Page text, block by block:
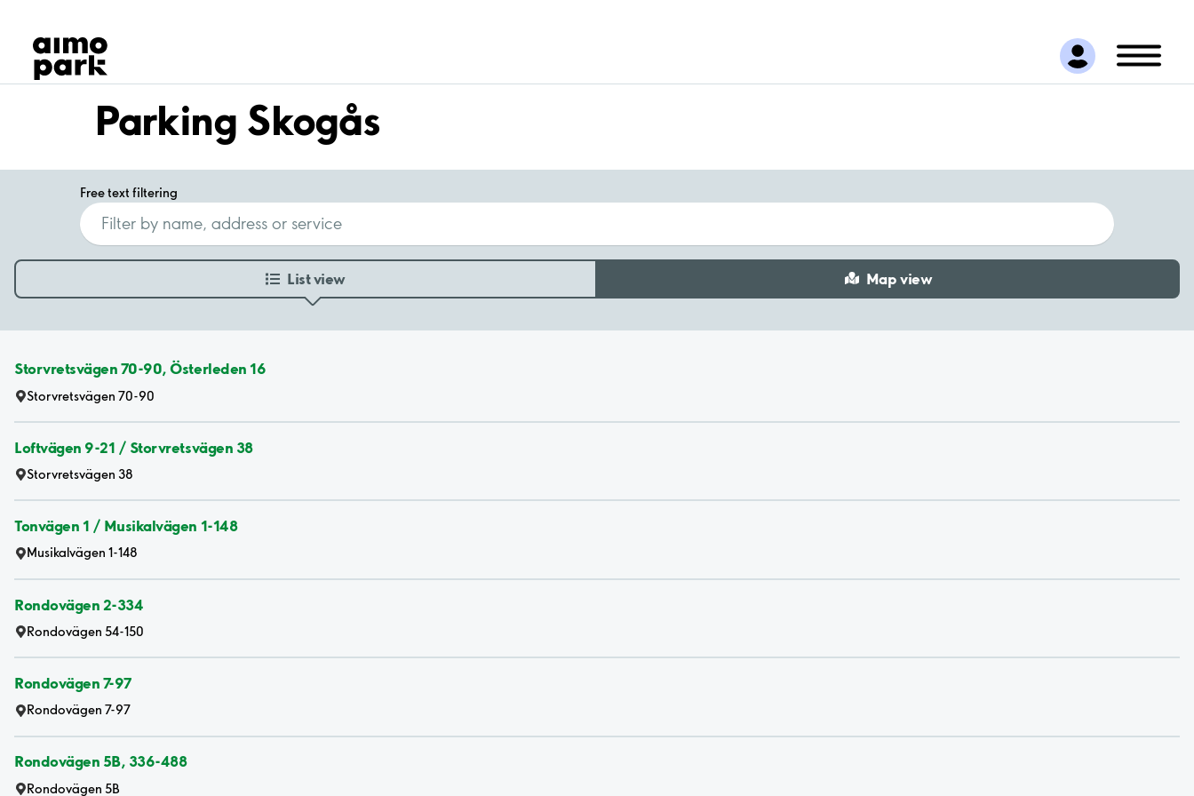
Find Parking
Partner with us
Customer Support
About Aimo Park
Parking Skogås
Free text filtering
List view Map view
Storvretsvägen 70-90, Österleden 16
Storvretsvägen 70-90
Loftvägen 9-21 / Storvretsvägen 38
Storvretsvägen 38
Tonvägen 1 / Musikalvägen 1-148
Musikalvägen 1-148
Rondovägen 2-334
Rondovägen 54-150
Rondovägen 7-97
Rondovägen 7-97
Rondovägen 5B, 336-488
Rondovägen 5B